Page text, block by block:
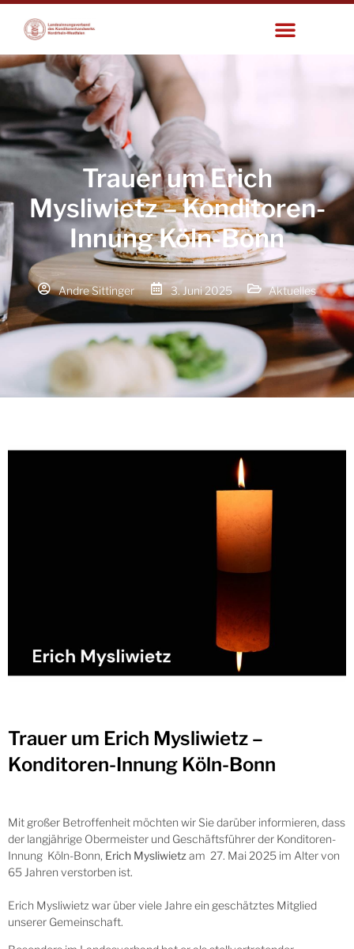
Trauer um Erich
Mysliwietz – Konditoren-
Innung Köln-Bonn
Andre Sittinger 3. Juni 2025 Aktuelles
Trauer um Erich Mysliwietz –
Konditoren-Innung Köln-Bonn
Mit großer Betroffenheit möchten wir Sie darüber informieren, dass
der langjährige Obermeister und Geschäftsführer der Konditoren-
Innung Köln-Bonn, Erich Mysliwietz am 27. Mai 2025 im Alter von
65 Jahren verstorben ist.
Erich Mysliwietz war über viele Jahre ein geschätztes Mitglied
unserer Gemeinschaft.